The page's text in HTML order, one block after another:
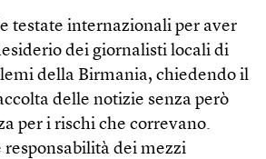
testate internazionali per aver
dei giornalisti locali di
della Birmania, chiedendo il
delle notizie senza però
per i rischi che correvano.
responsabilità dei mezzi